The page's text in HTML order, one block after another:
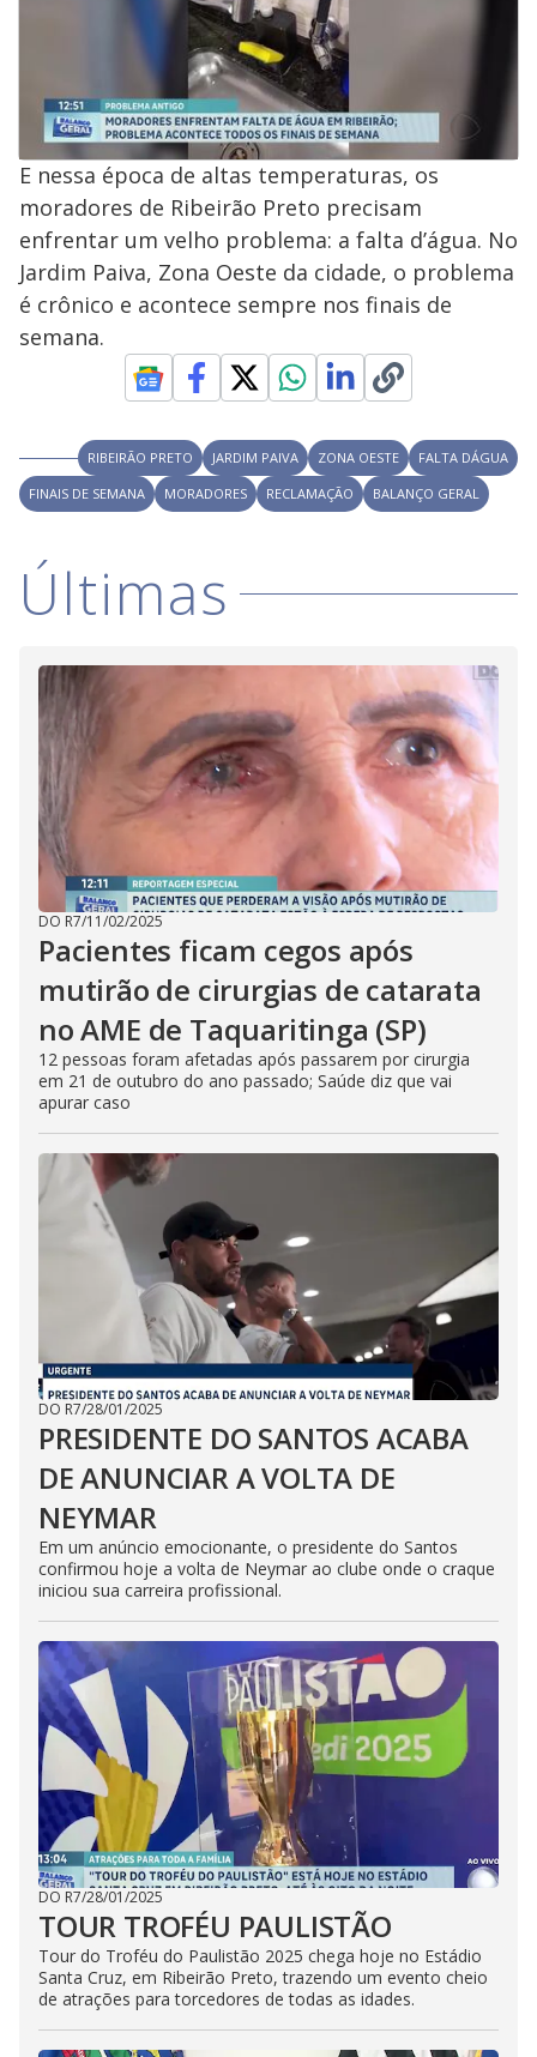
E nessa época de altas temperaturas, os
moradores de Ribeirão Preto precisam
enfrentar um velho problema: a falta d’água. No
Jardim Paiva, Zona Oeste da cidade, o problema
é crônico e acontece sempre nos finais de
semana.
RIBEIRÃO PRETO JARDIM PAIVA ZONA OESTE
FALTA DÁGUA
FINAIS DE SEMANA
MORADORES RECLAMAÇÃO BALANÇO GERAL
Últimas
DO R7/11/02/2025
Pacientes ficam cegos após
mutirão de cirurgias de catarata
no AME de Taquaritinga (SP)
12 pessoas foram afetadas após passarem por cirurgia
em 21 de outubro do ano passado; Saúde diz que vai
apurar caso
DO R7/28/01/2025
PRESIDENTE DO SANTOS ACABA
DE ANUNCIAR A VOLTA DE
NEYMAR
Em um anúncio emocionante, o presidente do Santos
confirmou hoje a volta de Neymar ao clube onde o craque
iniciou sua carreira profissional.
DO R7/28/01/2025
TOUR TROFÉU PAULISTÃO
Tour do Troféu do Paulistão 2025 chega hoje no Estádio
Santa Cruz, em Ribeirão Preto, trazendo um evento cheio
de atrações para torcedores de todas as idades.